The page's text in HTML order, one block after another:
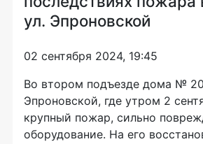
ул. Эпроновской
02 сентября 2024, 19:45
Во втором подъезде дома №
Эпроновской, где утром 2
крупный пожар, сильно
оборудование. На его